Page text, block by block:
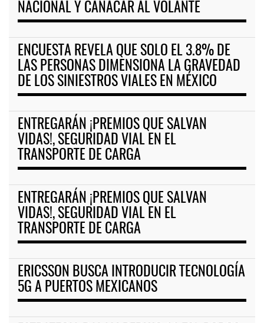
NACIONAL Y CANACAR AL VOLANTE
ENCUESTA REVELA QUE SOLO EL 3.8% DE
LAS PERSONAS DIMENSIONA LA GRAVEDAD
DE LOS SINIESTROS VIALES EN MÉXICO
ENTREGARÁN ¡PREMIOS QUE SALVAN
VIDAS!, SEGURIDAD VIAL EN EL
TRANSPORTE DE CARGA
ENTREGARÁN ¡PREMIOS QUE SALVAN
VIDAS!, SEGURIDAD VIAL EN EL
TRANSPORTE DE CARGA
ERICSSON BUSCA INTRODUCIR TECNOLOGÍA
5G A PUERTOS MEXICANOS